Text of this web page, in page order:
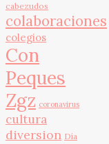
cabezudos
colaboraciones
colegios
Con
Peques
Zgz coronavirus
cultura
diversion Día